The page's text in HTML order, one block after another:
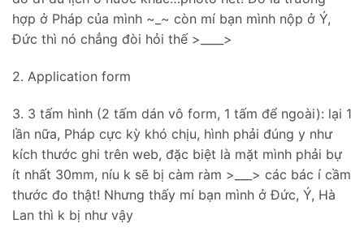
hợp ở Pháp của mình ~_~ còn mí bạn mình nộp ở Ý,
Đức thì nó chẳng đòi hỏi thế >____>
2. Application form
3. 3 tấm hình (2 tấm dán vô form, 1 tấm để ngoài): lại 1
lần nữa, Pháp cực kỳ khó chịu, hình phải đúng y như
kích thước ghi trên web, đặc biệt là mặt mình phải bự
ít nhất 30mm, níu k sẽ bị càm ràm >___> các bác í cầm
thước đo thật! Nhưng thấy mí bạn mình ở Đức, Ý, Hà
Lan thì k bị như vậy